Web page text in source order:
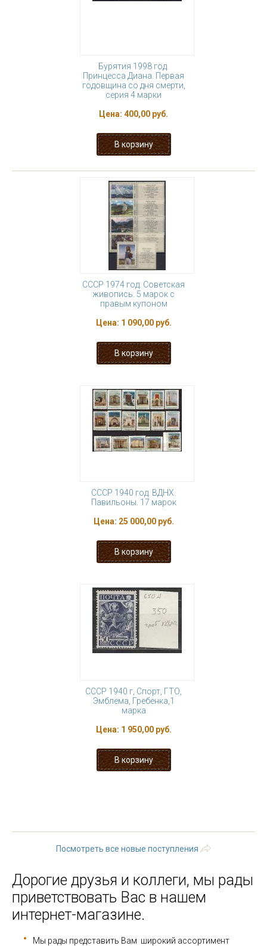
Бурятия 1998 год.
Принцесса Диана. Первая
годовщина со дня смерти,
серия 4 марки
Цена: 400,00 руб.
СССР 1974 год. Советская
живопись. 5 марок с
правым купоном
Цена: 1 090,00 руб.
СССР 1940 год. ВДНХ.
Павильоны. 17 марок
Цена: 25 000,00 руб.
СССР 1940 г, Спорт, ГТО,
Эмблема, Гребенка,1
марка
Цена: 1 950,00 руб.
Посмотреть все новые поступления
Дорогие друзья и коллеги, мы рады
приветствовать Вас в нашем
интернет-магазине.
Мы рады представить Вам широкий ассортимент